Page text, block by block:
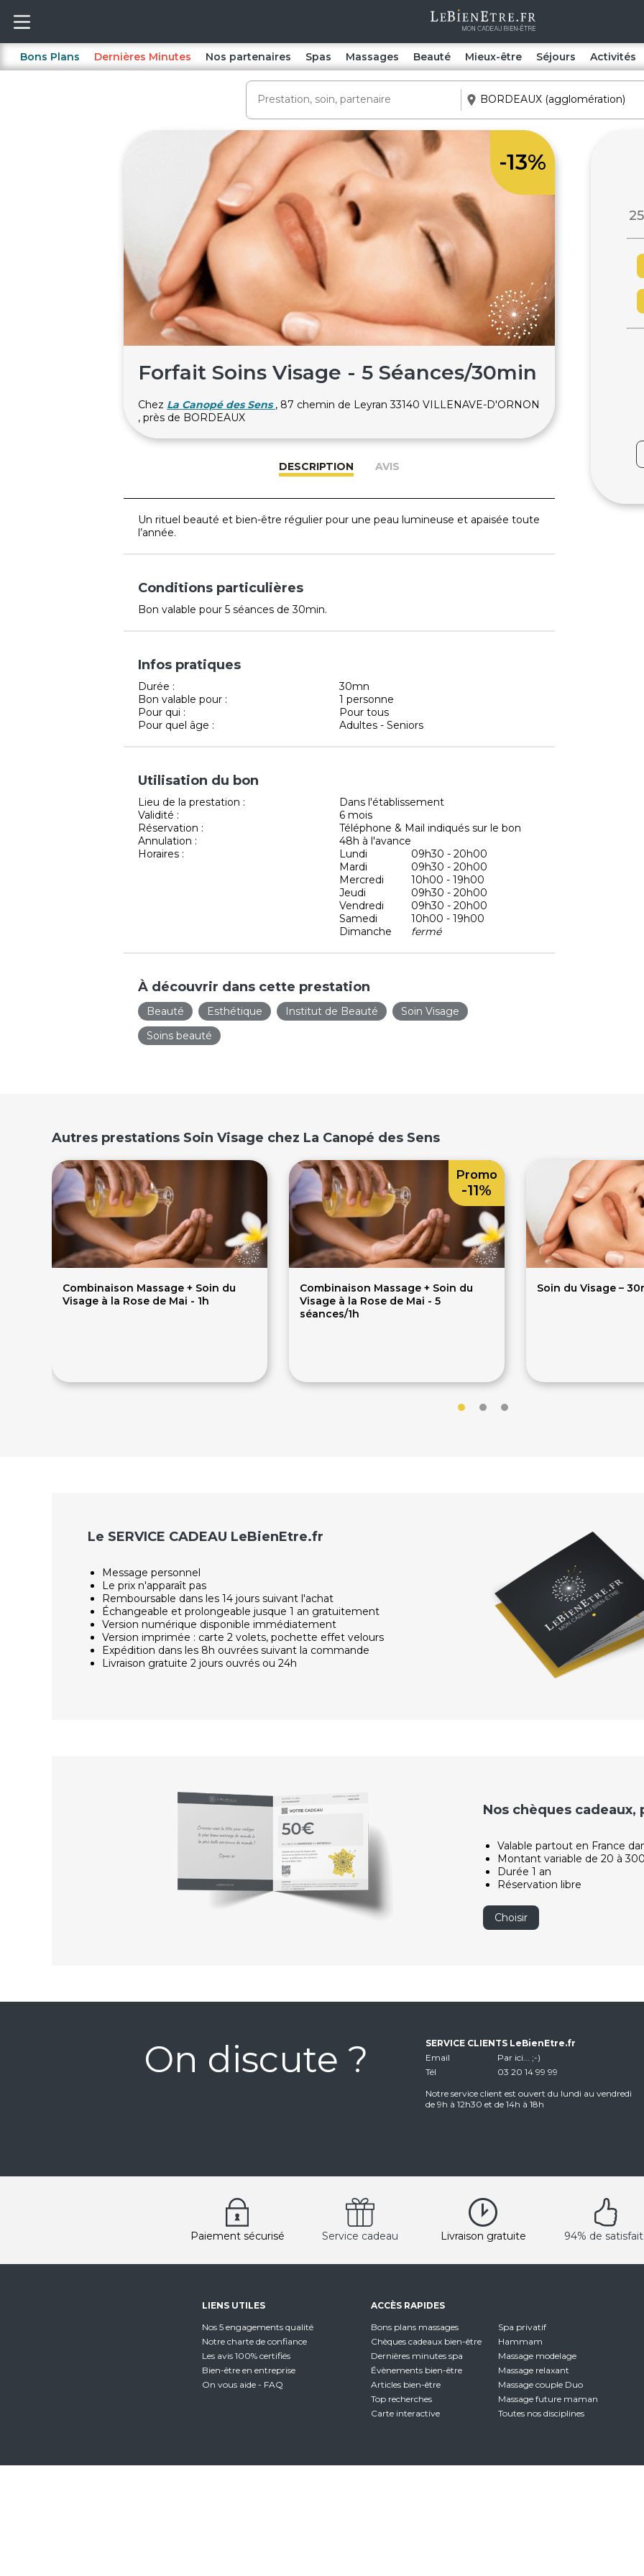
Bons Plans Dernières Minutes Nos partenaires Spas Massages Beauté Mieux-être Séjours Activités
-13%
Forfait Soins Visage - 5 Séances/30min
Chez La Canopé des Sens , 87 chemin de Leyran 33140 VILLENAVE-D'ORNON
, près de BORDEAUX
DESCRIPTION AVIS
Un rituel beauté et bien-être régulier pour une peau lumineuse et apaisée toute
l’année.
Conditions particulières
Bon valable pour 5 séances de 30min.
Infos pratiques
Durée :
30mn
Bon valable pour :
1 personne
Pour qui :
Pour tous
Pour quel âge :
Adultes - Seniors
Utilisation du bon
Lieu de la prestation :
Dans l'établissement
Validité :
6 mois
Réservation :
Téléphone & Mail indiqués sur le bon
Annulation :
48h à l'avance
Horaires :
Lundi
09h30 - 20h00
Mardi
09h30 - 20h00
Mercredi
10h00 - 19h00
Jeudi
09h30 - 20h00
Vendredi
09h30 - 20h00
Samedi
10h00 - 19h00
Dimanche
fermé
À découvrir dans cette prestation
Beauté Esthétique Institut de Beauté
Soin Visage
Soins beauté
Autres prestations Soin Visage chez La Canopé des Sens
Combinaison Massage + Soin du
Visage à la Rose de Mai - 1h
Combinaison Massage + Soin du
Visage à la Rose de Mai - 5
séances/1h
Promo
-11%
Soin du Visage –
Le SERVICE CADEAU LeBienEtre.fr
Message personnel
Le prix n'apparaît pas
Remboursable dans les 14 jours suivant l'achat
Échangeable et prolongeable jusque 1 an gratuitement
Version numérique disponible immédiatement
Version imprimée : carte 2 volets, pochette effet velours
Expédition dans les 8h ouvrées suivant la commande
Livraison gratuite 2 jours ouvrés ou 24h
Nos chèques
Valable partout en France
Montant variable de 20 à
Durée 1 an
Réservation libre
Choisir
On discute ?
SERVICE CLIENTS LeBienEtre.fr
Email
Par ici... ;-)
Tél
03 20 14 99 99
Notre service client est ouvert du lundi au vendredi
de 9h à 12h30 et de 14h à 18h
Paiement sécurisé Service cadeau Livraison gratuite 94% de
LIENS UTILES
Nos 5 engagements qualité
Notre charte de confiance
Les avis 100% certifiés
Bien-être en entreprise
On vous aide - FAQ
ACCÈS RAPIDES
Bons plans massages
Chèques cadeaux bien-être
Dernières minutes spa
Évènements bien-être
Articles bien-être
Top recherches
Carte interactive
Spa privatif
Hammam
Massage modelage
Massage relaxant
Massage couple Duo
Massage future maman
Toutes nos disciplines